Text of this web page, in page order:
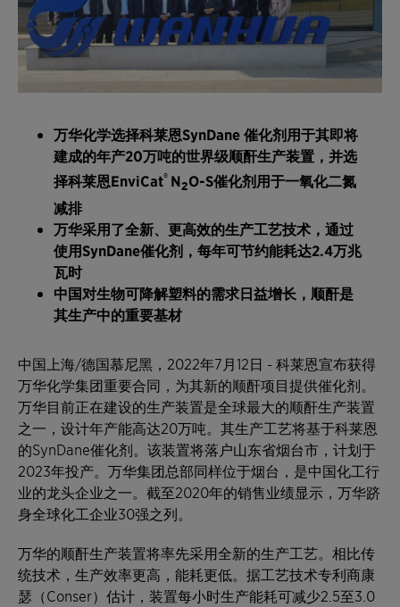
万华化学选择科莱恩SynDane催化剂用于其即将
建成的年产20万吨的世界级顺酐生产装置，并选
择科莱恩EnviCat® N2O-S催化剂用于一氧化二氮
减排
万华采用了全新、更高效的生产工艺技术，通过
使用SynDane催化剂，每年可节约能耗达2.4万兆
瓦时
中国对生物可降解塑料的需求日益增长，顺酐是
其生产中的重要基材
中国上海/德国慕尼黑，2022年7月12日 - 科莱恩宣布获得
万华化学集团重要合同，为其新的顺酐项目提供催化剂。
万华目前正在建设的生产装置是全球最大的顺酐生产装置
之一，设计年产能高达20万吨。其生产工艺将基于科莱恩
的SynDane催化剂。该装置将落户山东省烟台市，计划于
2023年投产。万华集团总部同样位于烟台，是中国化工行
业的龙头企业之一。截至2020年的销售业绩显示，万华跻
身全球化工企业30强之列。
万华的顺酐生产装置将率先采用全新的生产工艺。相比传
统技术，生产效率更高，能耗更低。据工艺技术专利商康
瑟（Conser）估计，装置每小时生产能耗可减少2.5至3.0